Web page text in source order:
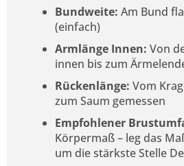
Bundweite: Am Bund
(einfach)
Armlänge Innen: Von
innen bis zum
Rückenlänge: Vom
zum Saum gemessen
Empfohlener
Körpermaß – leg das
um die stärkste Stelle